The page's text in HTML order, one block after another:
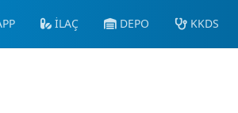
İLAÇ DEPO KKDS